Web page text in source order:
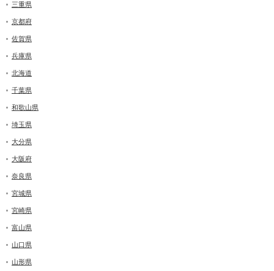
三重県
京都府
佐賀県
兵庫県
北海道
千葉県
和歌山県
埼玉県
大分県
大阪府
奈良県
宮城県
宮崎県
富山県
山口県
山形県